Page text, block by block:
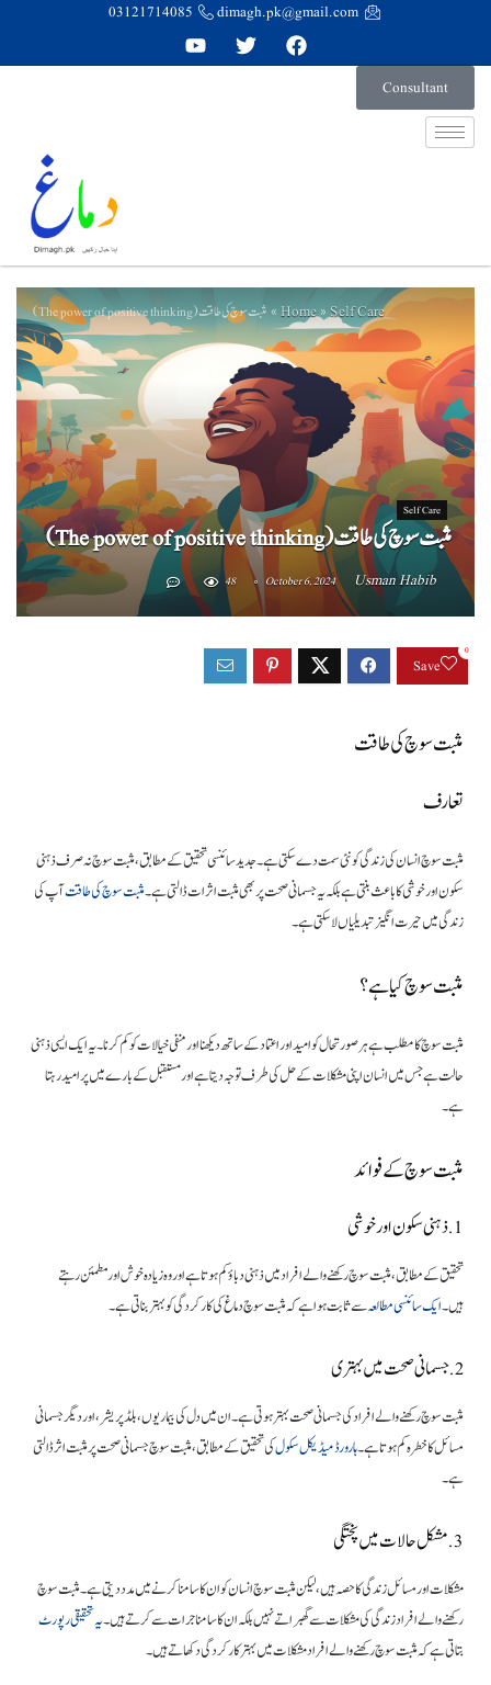
dimagh.pk@gmail.com
03121714085
Consultant
Home»Self Care
» مثبت سوچ کی طاقت (The power of positive thinking)
Self Care
مثبت سوچ کی طاقت (The power of positive thinking)
Usman Habib
October 6, 2024
48
Save
0
مثبت سوچ کی طاقت
تعارف
مثبت سوچ انسان کی زندگی کو نئی سمت دے سکتی ہے۔ جدید سائنسی تحقیق کے مطابق، مثبت سوچ نہ صرف ذہنی
سکون اور خوشی کا باعث بنتی ہے بلکہ یہ جسمانی صحت پر بھی مثبت اثرات ڈالتی ہے۔مثبت سوچ کی طاقتآپ کی
زندگی میں حیرت انگیز تبدیلیاں لا سکتی ہے۔
مثبت سوچ کیا ہے؟
مثبت سوچ کا مطلب ہے ہر صورتحال کو امید اور اعتماد کے ساتھ دیکھنا اور منفی خیالات کو کم کرنا۔ یہ ایک ایسی ذہنی
حالت ہے جس میں انسان اپنی مشکلات کے حل کی طرف توجہ دیتا ہے اور مستقبل کے بارے میں پرامید رہتا
ہے۔
مثبت سوچ کے فوائد
1. ذہنی سکون اور خوشی
تحقیق کے مطابق، مثبت سوچ رکھنے والے افراد میں ذہنی دباؤ کم ہوتا ہے اور وہ زیادہ خوش اور مطمئن رہتے
ہیں۔ایک سائنسی مطالعہسے ثابت ہوا ہے کہ مثبت سوچ دماغ کی کارکردگی کو بہتر بناتی ہے۔
2. جسمانی صحت میں بہتری
مثبت سوچ رکھنے والے افراد کی جسمانی صحت بہتر ہوتی ہے۔ ان میں دل کی بیماریوں، بلڈ پریشر، اور دیگر جسمانی
مسائل کا خطرہ کم ہوتا ہے۔ہارورڈ میڈیکل سکولکی تحقیق کے مطابق، مثبت سوچ جسمانی صحت پر مثبت اثر ڈالتی
ہے۔
3. مشکل حالات میں پختگی
مشکلات اور مسائل زندگی کا حصہ ہیں، لیکن مثبت سوچ انسان کو ان کا سامنا کرنے میں مدد دیتی ہے۔ مثبت سوچ
رکھنے والے افراد زندگی کی مشکلات سے گھبراتے نہیں بلکہ ان کا سامنا جرات سے کرتے ہیں۔یہ تحقیقی رپورٹ
بتاتی ہے کہ مثبت سوچ رکھنے والے افراد مشکلات میں بہتر کارکردگی دکھاتے ہیں۔